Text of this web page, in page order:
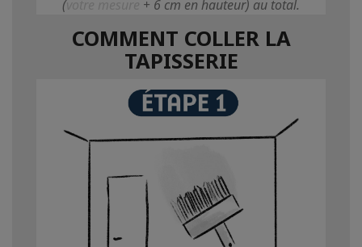
(votre mesure + 6 cm en hauteur) au total.
COMMENT COLLER LA
TAPISSERIE